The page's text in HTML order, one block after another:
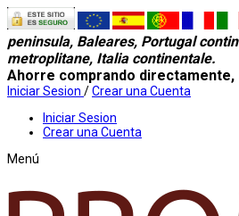
peninsula, Baleares, Portugal
metroplitane, Italia continentale.
Ahorre comprando
Iniciar Sesion /Crear una Cuenta
Iniciar Sesion
Crear una Cuenta
Menú